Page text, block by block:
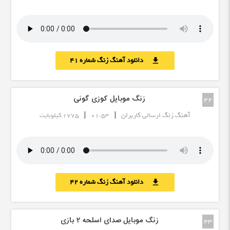
download دانلود آهنگ زنگ شماره 41
42 زنگ موبایل کوزی گونی
آهنگ زنگ ارسالی کاربران |
01:53
| 1775 کیلوبایت
download دانلود آهنگ زنگ شماره 42
43 زنگ موبایل صدای اسلحه ۲ بازی